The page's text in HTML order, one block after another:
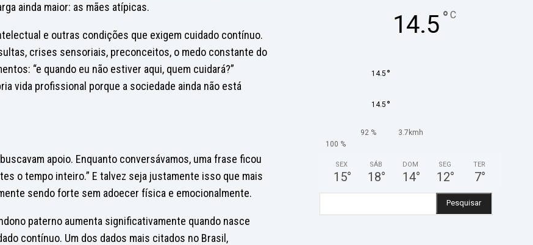
ainda maior: as mães atípicas.
e outras condições que exigem cuidado contínuo.
crises sensoriais, preconceitos, o medo constante do
“e quando eu não estiver aqui, quem cuidará?”
vida profissional porque a sociedade ainda não está
apoio. Enquanto conversávamos, uma frase ficou
o tempo inteiro.” E talvez seja justamente isso que mais
sendo forte sem adoecer física e emocionalmente.
paterno aumenta significativamente quando nasce
contínuo. Um dos dados mais citados no Brasil,
14.5 ° C
14.5 °
14.5 °
92 %
3.7kmh
100 %
SEX
15°
SÁB
18°
DOM
14°
SEG
12°
TER
7°
Pesquisar